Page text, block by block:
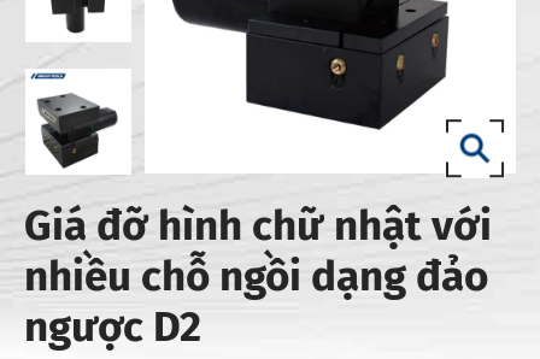
Giá đỡ hình chữ nhật với
nhiều chỗ ngồi dạng đảo
ngược D2